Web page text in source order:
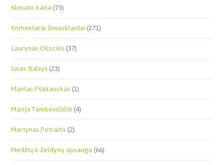
Klimato kaita(73)
Komentarai žiniasklaidai(271)
Laurynas Okockis(37)
Linas Balsys(23)
Mantas Ptakauskas(1)
Marija Tamkevičiūtė(4)
Martynas Petraitis(2)
Medžių ir želdynų apsauga(66)